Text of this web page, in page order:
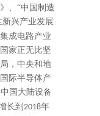
、“中国制造
新兴产业发展
成电路产业
家正无比坚
，中央和地
际半导体产
国大陆设备
长到 2018年